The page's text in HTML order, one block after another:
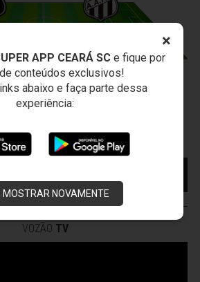
×
APP CEARÁ SCe fique por
conteúdos exclusivos!
abaixo e faça parte dessa
experiência:
MOSTRAR NOVAMENTE
X PONTE PRETA
07/08/2026 - 20:30
• 2º Turno • 21 ª Rodada
INGRESSO
VOZÃO TV